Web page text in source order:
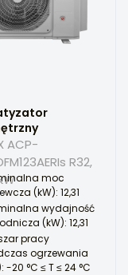
ACP-
R32,
moc
(kW): 12,31
wydajność
(kW): 12,31
pracy
ogrzewania
-20 °C ≤ T ≤ 24 °C